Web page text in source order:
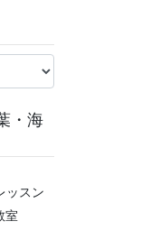
・海
ッスン
室